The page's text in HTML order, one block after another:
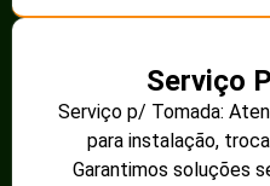
Serviço
Serviço p/ Tomada:
para instalação,
Garantimos soluções